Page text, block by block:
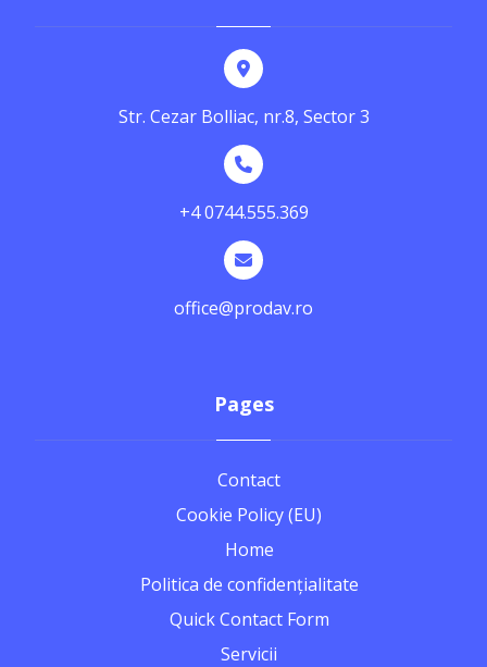
Str. Cezar Bolliac, nr.8, Sector 3
+4 0744.555.369
office@prodav.ro
Pages
Contact
Cookie Policy (EU)
Home
Politica de confidențialitate
Quick Contact Form
Servicii